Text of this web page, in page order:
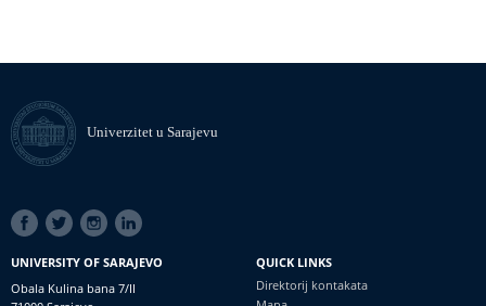
Univerzitet u Sarajevu
SOCIAL
LINKS
UNIVERSITY OF SARAJEVO
Obala Kulina bana 7/II
QUICK LINKS
Direktorij kontakata